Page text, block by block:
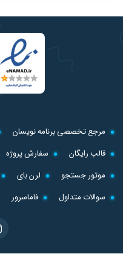
مرجع تخصصی برنامه نویسان
قالب رایگان
سفارش پروژه
موتور جستجو
لرن بای
سوالات متداول
فاماسرور